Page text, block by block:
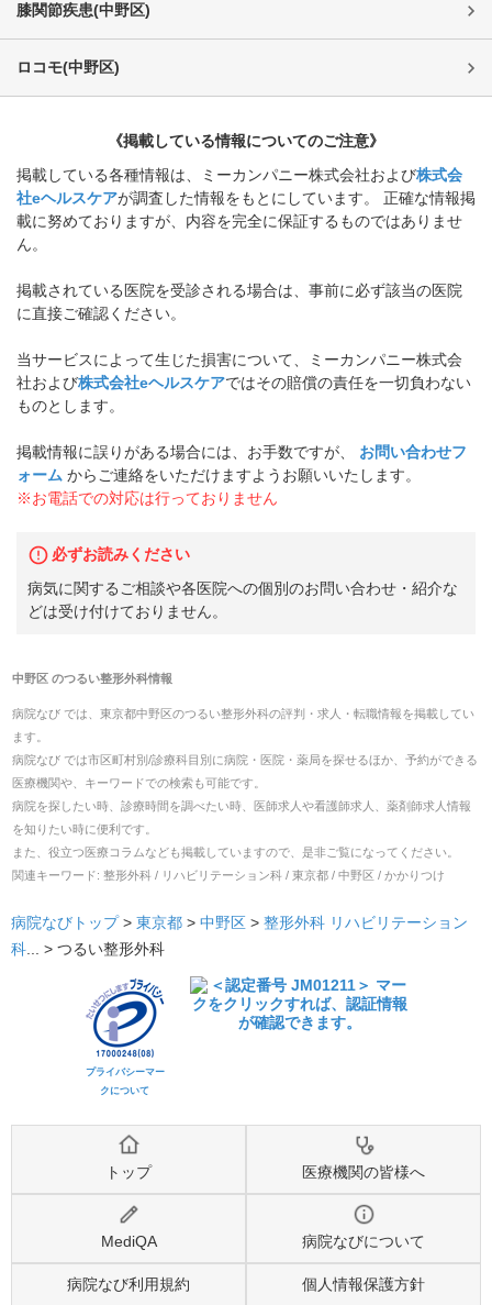
膝関節疾患(中野区)
ロコモ(中野区)
《掲載している情報についてのご注意》
掲載している各種情報は、ミーカンパニー株式会社および株式会
社eヘルスケアが調査した情報をもとにしています。 正確な情報掲
載に努めておりますが、内容を完全に保証するものではありませ
ん。
掲載されている医院を受診される場合は、事前に必ず該当の医院
に直接ご確認ください。
当サービスによって生じた損害について、ミーカンパニー株式会
社および株式会社eヘルスケアではその賠償の責任を一切負わない
ものとします。
掲載情報に誤りがある場合には、お手数ですが、
お問い合わせフ
ォーム からご連絡をいただけますようお願いいたします。
※お電話での対応は行っておりません
必ずお読みください
病気に関するご相談や各医院への個別のお問い合わせ・紹介な
どは受け付けておりません。
中野区 のつるい整形外科情報
病院なび では、 東京都中野区のつるい整形外科の評判・求人・転職情報を掲載してい
ます。
病院なび では市区町村別/診療科目別に病院・医院・薬局を探せるほか、予約ができる
医療機関や、キーワードでの検索も可能です。
病院を探したい時、診療時間を調べたい時、医師求人や看護師求人、薬剤師求人情報
を知りたい時に便利です。
また、役立つ医療コラムなども掲載していますので、是非ご覧になってください。
関連キーワード: 整形外科 / リハビリテーション科 / 東京都 / 中野区 / かかりつけ
病院なびトップ > 東京都 > 中野区 > 整形外科 リハビリテーション
科 ... > つるい整形外科
プライバシーマー
クについて
トップ 医療機関の皆様へ
MediQA 病院なびについて
病院なび利用規約 個人情報保護方針